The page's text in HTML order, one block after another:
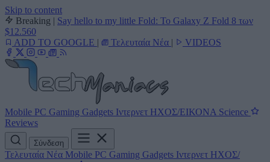
Skip to content
Breaking | Say hello to my little Fold: Το Galaxy Z Fold 8 των
$12.560
ADD TO GOOGLE | Τελευταία Νέα | VIDEOS
Mobile PC Gaming Gadgets Ιντερνετ ΗΧΟΣ/ΕΙΚΟΝΑ Science
Reviews
Σύνδεση
Τελευταία Νέα Mobile PC Gaming Gadgets Ιντερνετ ΗΧΟΣ/